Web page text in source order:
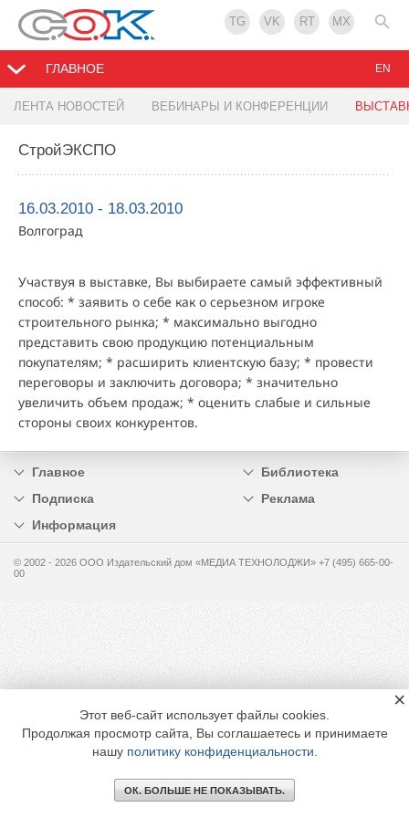
TG VK RT MX
ГЛАВНОЕ
ЛЕНТА НОВОСТЕЙ ВЕБИНАРЫ И КОНФЕРЕНЦИИ
EN
СтройЭКСПО
16.03.2010 - 18.03.2010
Волгоград
Участвуя в выставке, Вы выбираете самый эффективный
способ: * заявить о себе как о серьезном игроке
строительного рынка; * максимально выгодно
представить свою продукцию потенциальным
покупателям; * расширить клиентскую базу; * провести
переговоры и заключить договора; * значительно
увеличить объем продаж; * оценить слабые и сильные
стороны своих конкурентов.
Главное
Библиотека
Подписка
Реклама
Информация
© 2002 - 2026 OOO Издательский дом «МЕДИА ТЕХНОЛОДЖИ» +7 (495) 665-00-
00
Этот веб-сайт использует файлы cookies.
Продолжая просмотр сайта, Вы соглашаетесь и принимаете
нашу политику конфиденциальности
ОК. БОЛЬШЕ НЕ ПОКАЗЫВАТЬ.
×